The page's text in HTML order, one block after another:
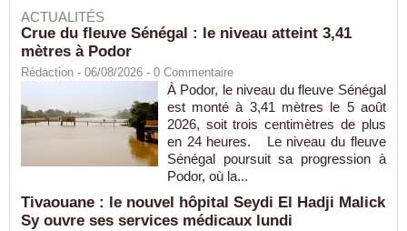
ACTUALITÉS
Crue du fleuve Sénégal : le niveau atteint 3,41
mètres à Podor
Rédaction - 06/08/2026 - 0 Commentaire
À Podor, le niveau du fleuve Sénégal
est monté à 3,41 mètres le 5 août
2026, soit trois centimètres de plus
en 24 heures. Le niveau du fleuve
Sénégal poursuit sa progression à
Podor, où la...
Tivaouane : le nouvel hôpital Seydi El Hadji Malick
Sy ouvre ses services médicaux lundi